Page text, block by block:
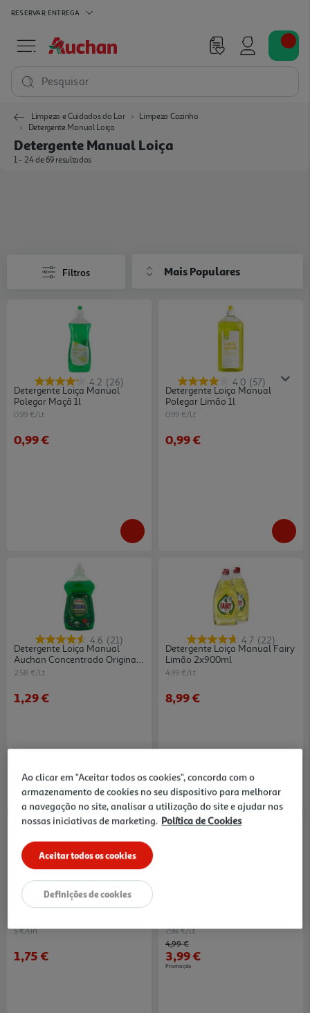
RESERVAR ENTREGA
Pesquisar
Limpeza e Cuidados do Lar
Limpeza Cozinha
Detergente Manual Loiça
Detergente Manual Loiça
1 - 24 de 69 resultados
Filtros Mais Populares
4.2 (26)
Detergente Loiça Manual
Polegar Maçã 1l
0.99 €/Lt
0,99 €
4.0 (57)
Detergente Loiça Manual
Polegar Limão 1l
0.99 €/Lt
0,99 €
4.6 (21)
Detergente Loiça Manual
Auchan Concentrado Original
500ml
2.58 €/Lt
1,29 €
4.7 (22)
Detergente Loiça Manual Fairy
Limão 2x900ml
4.99 €/Lt
8,99 €
5.0 (2)
Detergente Loiça Manual Fairy
5 €/un
1,75 €
7.98 €/Lt
Price reduced from
4,99 €to
3,99 €
Promoção
Ao clicar em "Aceitar todos os cookies", concorda com o
armazenamento de cookies no seu dispositivo para melhorar
a navegação no site, analisar a utilização do site e ajudar nas
nossas iniciativas de marketing. Política de Cookies
Aceitar todos os cookies
Definições de cookies